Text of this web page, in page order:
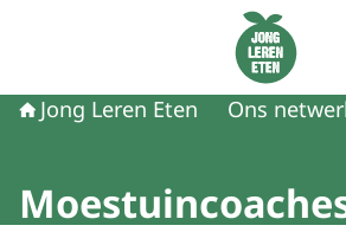
Naar de homepage van
Jong Leren Eten Ons